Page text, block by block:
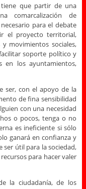
tiene que partir de una
comarcalización de
para el debate
el proyecto territorial,
movimientos sociales,
soporte político y
en los ayuntamientos,
ser, con el apoyo de la
de fina sensibilidad
con una necesidad
o pocos, tenga o no
es ineficiente si sólo
ganará en confianza y
ser útil para la sociedad,
para hacer valer
la ciudadanía, de los